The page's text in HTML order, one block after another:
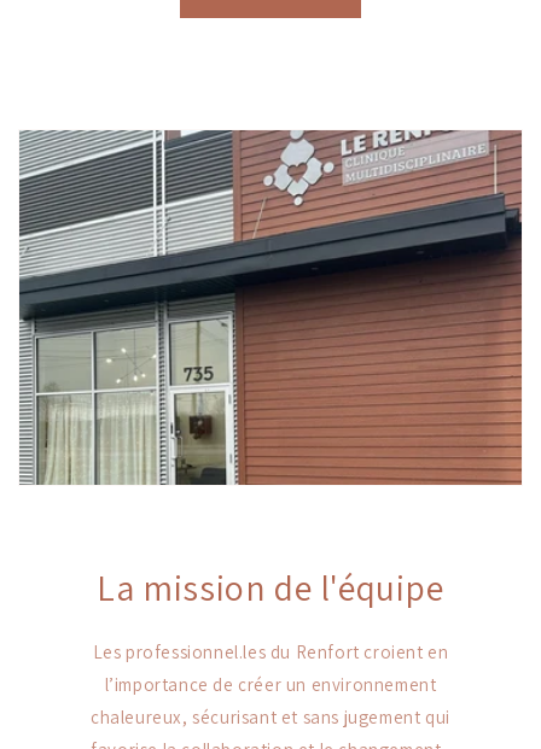
La mission de l'équipe
Les professionnel.les du Renfort croient en
l’importance de créer un environnement
chaleureux, sécurisant et sans jugement qui